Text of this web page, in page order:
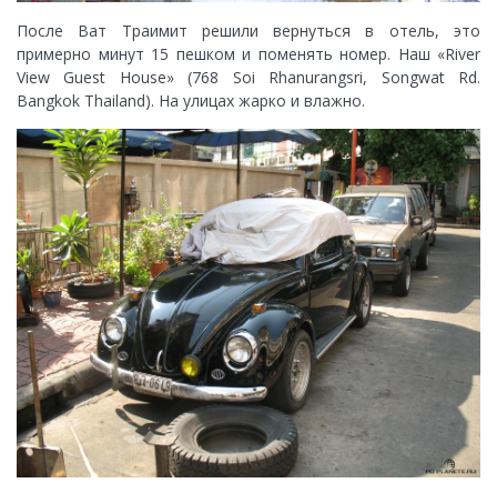
После Ват Траимит решили вернуться в отель, это
примерно минут 15 пешком и поменять номер. Наш «River
View Guest House» (768 Soi Rhanurangsri, Songwat Rd.
Bangkok Thailand). На улицах жарко и влажно.